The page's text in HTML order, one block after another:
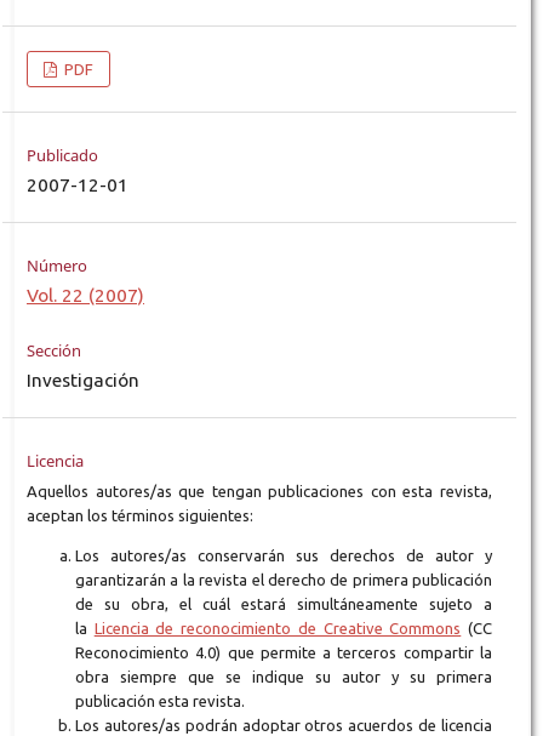
PDF
Publicado
2007-12-01
Número
Vol. 22 (2007)
Sección
Investigación
Licencia
Aquellos autores/as que tengan publicaciones con esta revista,
aceptan los términos siguientes:
Los autores/as conservarán sus derechos de autor y
garantizarán a la revista el derecho de primera publicación
de su obra, el cuál estará simultáneamente sujeto a
la Licencia de reconocimiento de Creative Commons (CC
Reconocimiento 4.0) que permite a terceros compartir la
obra siempre que se indique su autor y su primera
publicación esta revista.
Los autores/as podrán adoptar otros acuerdos de licencia